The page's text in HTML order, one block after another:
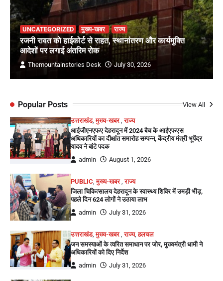
UNCATEGORIZED मुख्य-खबर राज्य
रजनी रावत को हाईकोर्ट से राहत, स्थानांतरण और कार्यमुक्ति
आदेशों पर लगाई अंतरिम रोक
Themountainstories Desk July 30, 2026
Popular Posts View All
उत्तराखंड,मुख्य-खबर ,राज्य
आईजीएनएफए देहरादून में 2024 बैच के आईएफएस
अधिकारियों का दीक्षांत समारोह सम्पन्न, केंद्रीय मंत्री भूपेंद्र
यादव ने बांटे पदक
admin
August 1, 2026
PUBLIC ,मुख्य-खबर ,राज्य
जिला चिकित्सालय देहरादून के स्वास्थ्य शिविर में उमड़ी भीड़,
पहले दिन 624 लोगों ने उठाया लाभ
admin
July 31, 2026
उत्तराखंड,मुख्य-खबर,राज्य,हलचल
जन समस्याओं के त्वरित समाधान पर जोर, मुख्यमंत्री धामी ने
अधिकारियों को दिए निर्देश
admin
July 31, 2026